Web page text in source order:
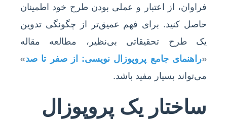
فراوان، از اعتبار و عملی بودن طرح خود اطمینان
حاصل کنید. برای فهم عمیق‌تر از چگونگی تدوین
یک طرح تحقیقاتی بی‌نظیر، مطالعه مقاله
«راهنمای جامع پروپوزال نویسی: از صفر تا صد»
می‌تواند بسیار مفید باشد.
ساختار یک پروپوزال